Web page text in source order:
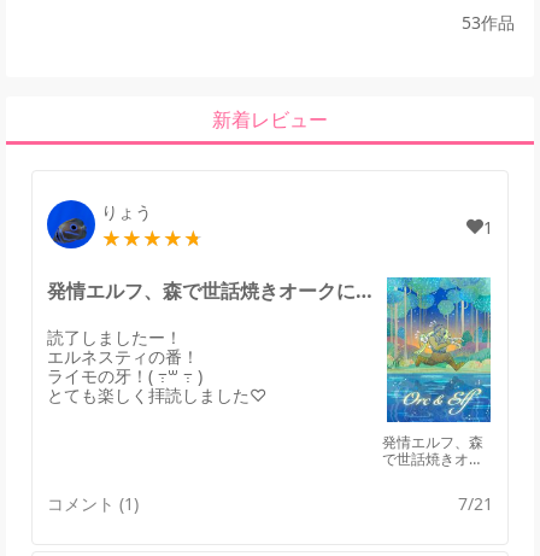
53作品
新着レビュー
りょう
1
発情エルフ、森で世話焼きオークに拾われる。のレビュー
読了しましたー！
エルネスティの番！
ライモの牙！( ߹꒳ ߹ )
とても楽しく拝読しました♡
発情エルフ、森
で世話焼きオー
コメント (1) 7/21